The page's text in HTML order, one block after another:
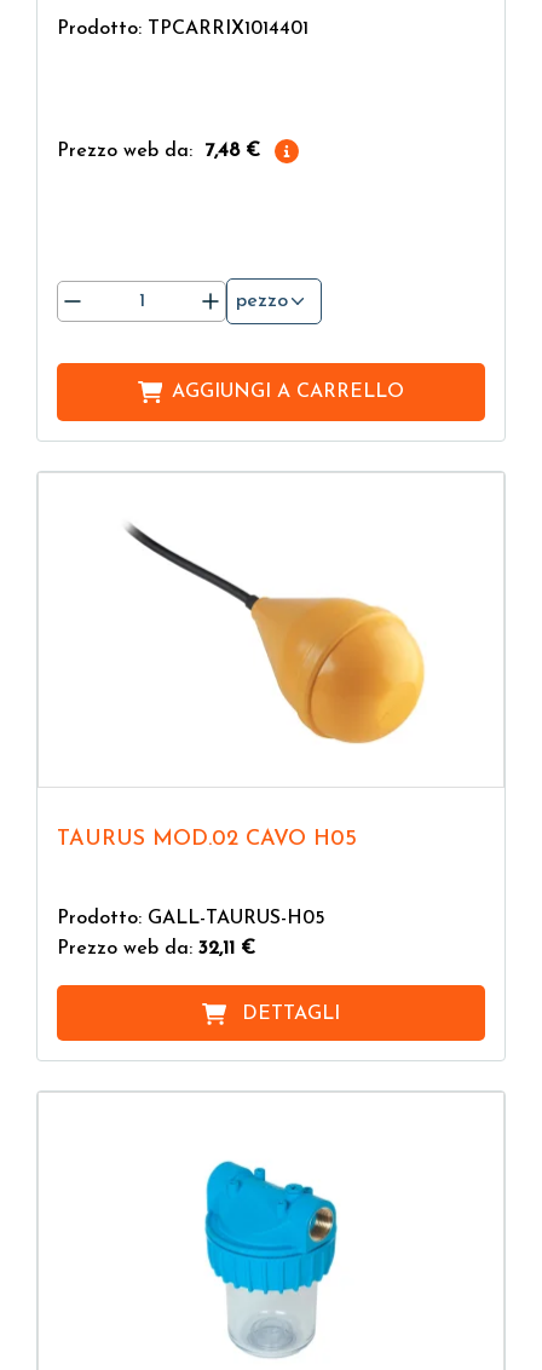
Prodotto: TPCARRIX1014401
Prezzo web da: 7,48 €
pezzo
AGGIUNGI A CARRELLO
TAURUS MOD.02 CAVO H05
Prodotto: GALL-TAURUS-H05
Prezzo web da: 32,11 €
DETTAGLI